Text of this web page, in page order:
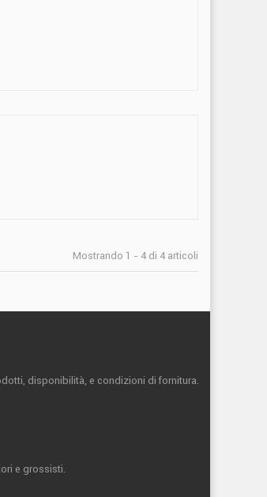
Mostrando 1 - 4 di 4 articoli
disponibilità, e condizioni di fornitura.
e grossisti.